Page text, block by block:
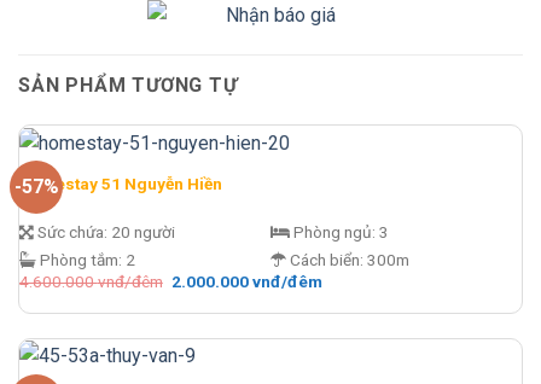
SẢN PHẨM TƯƠNG TỰ
-57%
Homestay 51 Nguyễn Hiền
Sức chứa: 20 người
Phòng tắm: 2
Phòng ngủ: 3
Cách biển: 300m
4.600.000vnđ/đêm Giá
là:
đêm.
2.000.000vnđ/đêmGiá
tại
2.000.000 vnđ/